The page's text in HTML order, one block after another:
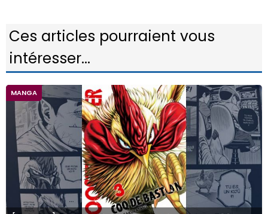
Ces articles pourraient vous
intéresser...
MANGA